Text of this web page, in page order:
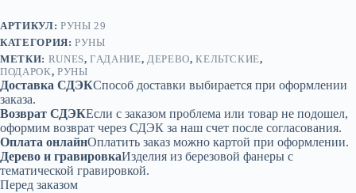
АРТИКУЛ: РУНЫ 29
КАТЕГОРИЯ:РУНЫ
МЕТКИ: RUNES,ГАДАНИЕ, ДЕРЕВО,КЕЛЬТСКИЕ,
ПОДАРОК, РУНЫ
Доставка СДЭКСпособ доставки выбирается при оформлении
заказа.
Возврат СДЭКЕсли с заказом проблема или товар не подошел,
оформим возврат через СДЭК за наш счет после согласования.
Оплата онлайнОплатить заказ можно картой при оформлении.
Дерево и гравировкаИзделия из березовой фанеры с
тематической гравировкой.
Перед заказом